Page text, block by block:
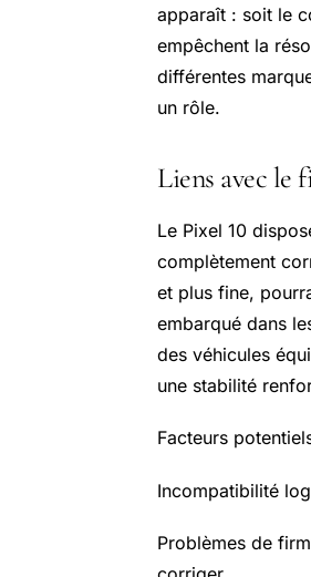
apparaît : soit le
empêchent la
différentes
un rôle.
Liens avec le
Le Pixel 10
complètement
et plus fine,
embarqué dans
des véhicules
une stabilité
Facteurs
Incompatibilité
Problèmes de